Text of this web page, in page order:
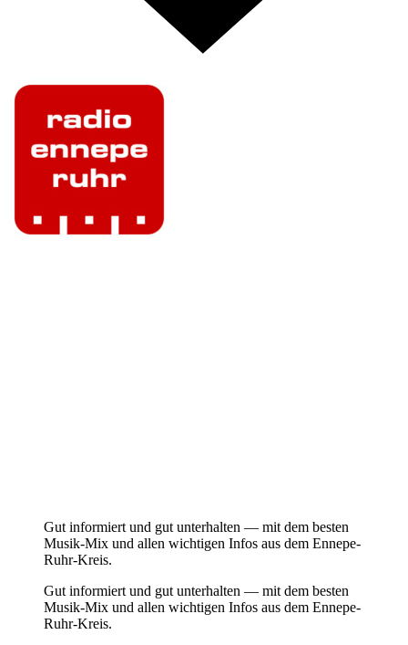
Gut informiert und gut unterhalten — mit dem besten
Musik-Mix und allen wichtigen Infos aus dem Ennepe-
Ruhr-Kreis.
Gut informiert und gut unterhalten — mit dem besten
Musik-Mix und allen wichtigen Infos aus dem Ennepe-
Ruhr-Kreis.